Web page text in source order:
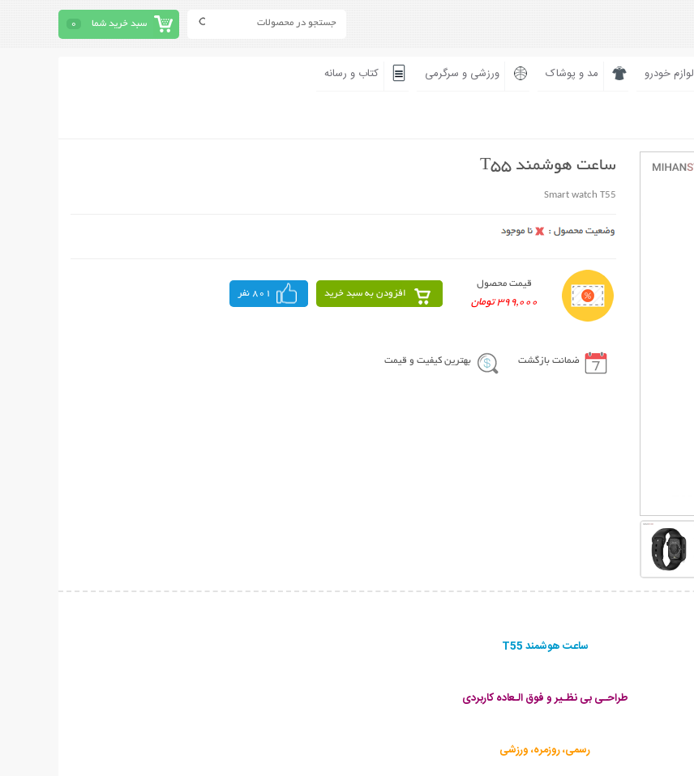
سبد خرید شما 0
لوازم خودرو مد و پوشاک ورزشی و سرگرمی کتاب و رسانه
ساعت هوشمند T55
Smart watch T55
قیمت محصول
399,000 تومان
افزودن به سبد خرید 801 نفر
ضمانت بازگشت بهترین کیفیت و قیمت
ساعت هوشمند T55
طراحـی بی نظـیر و فوق الـعاده کاربردی
رسمی، روزمره، ورزشی